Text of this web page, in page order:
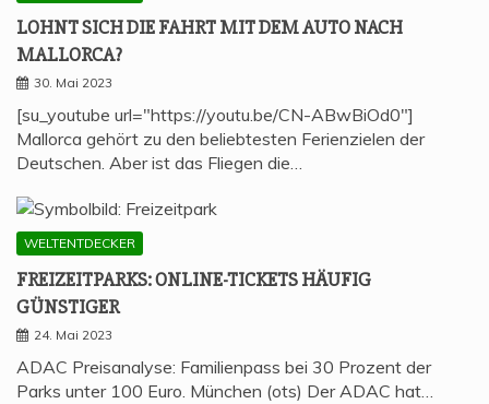
LOHNT SICH DIE FAHRT MIT DEM AUTO NACH
MALLORCA?
30. Mai 2023
[su_youtube url="https://youtu.be/CN-ABwBiOd0"]
Mallorca gehört zu den beliebtesten Ferienzielen der
Deutschen. Aber ist das Fliegen die…
WELTENTDECKER
FREI­ZEIT­PARKS: ONLINE-TICKETS HÄU­FIG
GÜNSTIGER
24. Mai 2023
ADAC Preisanalyse: Familienpass bei 30 Prozent der
Parks unter 100 Euro. München (ots) Der ADAC hat…